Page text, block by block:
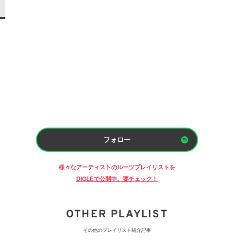
フォロー
様々なアーティストのルーツプレイリストを
DIGLEで公開中。要チェック！
OTHER PLAYLIST
その他のプレイリスト紹介記事